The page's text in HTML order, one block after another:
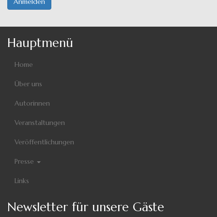
Hauptmenü
Home
Über uns
Autorinnen
Veranstaltungen
Veröffentlichungen
Presse
Links
Newsletter für unsere Gäste